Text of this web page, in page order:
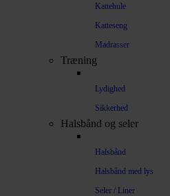
Kattehule
Katteseng
Madrasser
Træning
Lydighed
Sikkerhed
Halsbånd og seler
Halsbånd
Halsbånd med lys
Seler / Liner